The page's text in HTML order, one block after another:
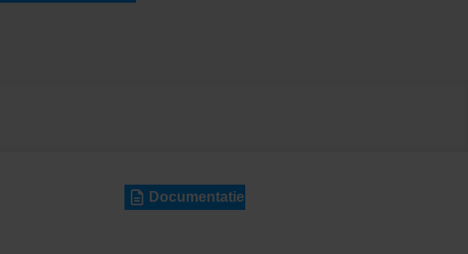
Documentatie